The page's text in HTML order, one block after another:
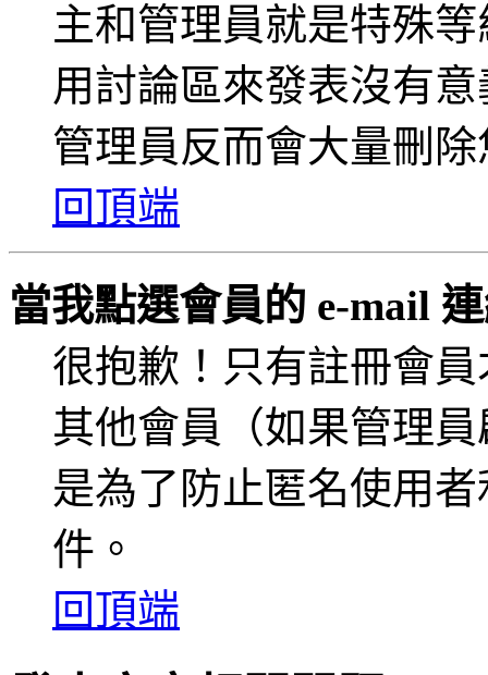
主和管理員就是特殊
用討論區來發表沒有
管理員反而會大量刪
回頂端
當我點選會員的 e-mail
很抱歉！只有註冊會
其他會員（如果管理
是為了防止匿名使用
件。
回頂端